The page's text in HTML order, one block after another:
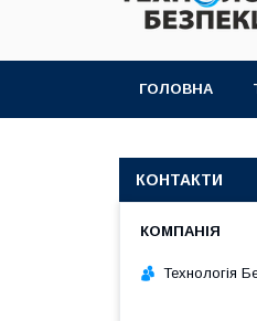
ГОЛОВНА
КОНТАКТИ
Технологія